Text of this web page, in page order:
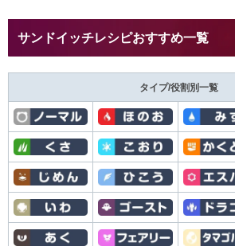
サンドイッチレシピおすすめ一覧
タイプ/役割別一覧